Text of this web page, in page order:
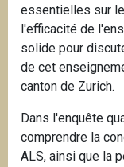
essentielles sur
l'efficacité de
solide pour
de cet
canton de Zurich.
Dans l'enquête
comprendre la
ALS, ainsi que la